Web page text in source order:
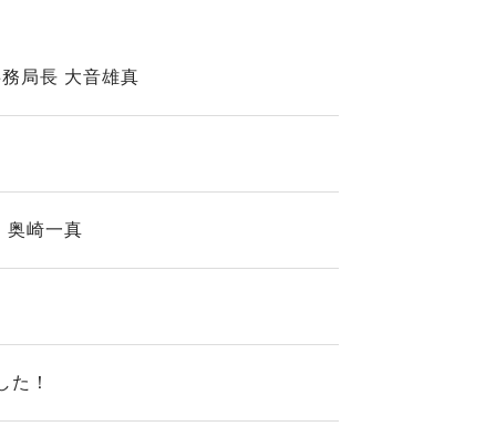
局長 大音雄真
崎一真
た！